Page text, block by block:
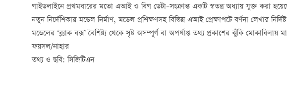
গাইডলাইনে প্রথমবারের মতো এআই ও বিগ ডেটা–সংক্রান্ত একটি স্বতন্ত্র অধ্যায় যুক্ত করা
নতুন নির্দেশিকায় মডেল নির্মাণ, মডেল প্রশিক্ষণসহ বিভিন্ন এআই প্রেক্ষাপটে বর্ণনা লেখার
মডেলের ‘ব্ল্যাক বক্স’ বৈশিষ্ট্য থেকে সৃষ্ট অসম্পূর্ণ বা অপর্যাপ্ত তথ্য প্রকাশের ঝুঁকি মোকাবিলায়
ফয়সল/নাহার
তথ্য ও ছবি: সিজিটিএন